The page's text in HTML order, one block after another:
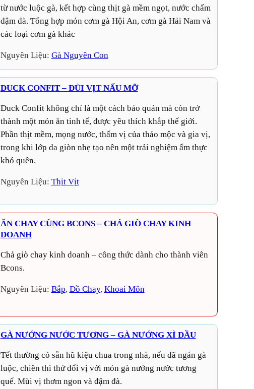
từ nước luộc gà, kết hợp cùng thịt gà mềm ngọt, nước chấm
đậm đà. Tổng hợp món cơm gà Hội An, cơm gà Hải Nam và
các loại cơm gà khác
Nguyên Liệu: Gà Nguyên Con
DUCK CONFIT – ĐÙI VỊT NẤU MỠ
Duck Confit không chỉ là một cách bảo quản mà còn trở
thành một món ăn tinh tế, được yêu thích khắp thế giới.
Phần thịt mềm, mọng nước, thấm vị của thảo mộc và gia vị,
trong khi lớp da giòn nhẹ tạo nên một trải nghiệm ẩm thực
khó quên.
Nguyên Liệu: Thịt Vịt
ĂN CHAY CÙNG BCONS – CHẢ GIÒ CHAY KINH
DOANH
Chả giò chay kinh doanh – công thức dành cho thành viên
Bcons.
Nguyên Liệu: Bắp, Đồ Chay, Khoai Môn
GÀ NƯỚNG NƯỚC TƯƠNG – GÀ NƯỚNG XÌ DẦU
Tết thường có sẵn hũ kiệu chua trong nhà, nếu đã ngán gà
luộc, chiên thì thử đổi vị với món gà nướng nước tương
quế. Mùi vị thơm ngon và đậm đà.